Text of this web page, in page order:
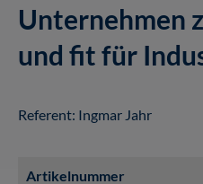
Unternehmen
und fit für
Referent: Ingmar Jahr
Artikelnummer